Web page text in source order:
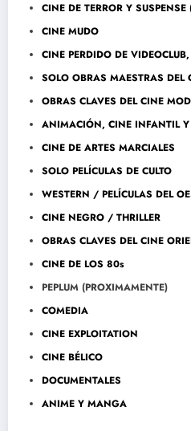
CINE DE TERROR Y
CINE MUDO
CINE PERDIDO DE
SOLO OBRAS MAESTRAS
OBRAS CLAVES DEL CINE
ANIMACIÓN, CINE INFANTIL
CINE DE ARTES MARCIALES
SOLO PELÍCULAS DE CULTO
WESTERN / PELÍCULAS DEL
CINE NEGRO / THRILLER
OBRAS CLAVES DEL CINE
CINE DE LOS 80s
PEPLUM (PROXIMAMENTE)
COMEDIA
CINE EXPLOITATION
CINE BÉLICO
DOCUMENTALES
ANIME Y MANGA